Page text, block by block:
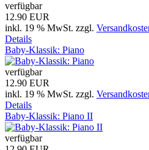
verfügbar
12.90 EUR
inkl. 19 % MwSt. zzgl.
Details
Baby-Klassik: Piano
verfügbar
12.90 EUR
inkl. 19 % MwSt. zzgl.
Details
Baby-Klassik: Piano II
verfügbar